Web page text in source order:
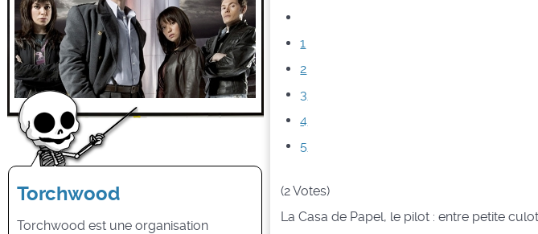
Torchwood
Torchwood est une organisation
1
2
3
4
5
(2 Votes)
La Casa de Papel, le pilot : entre petite